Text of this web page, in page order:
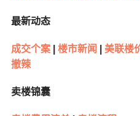
最新动态
成交个案| 楼市新闻 美联楼
撤辣
卖楼锦囊